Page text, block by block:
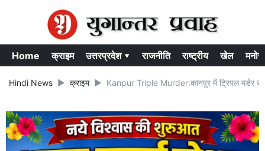
Home क्राइम उत्तरप्रदेश ▾ राजनीति राष्ट्रीय खेल
Hindi News क्राइम Kanpur Triple Murder:कानपुर में ट्रिपल मर्डर से